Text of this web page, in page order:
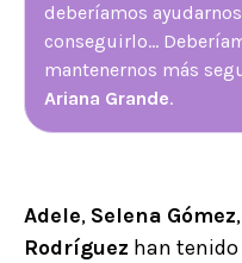
deberíamos
conseguirlo...
mantenernos más
Ariana Grande.
Adele, Selena Gómez,
Rodríguez han tenido